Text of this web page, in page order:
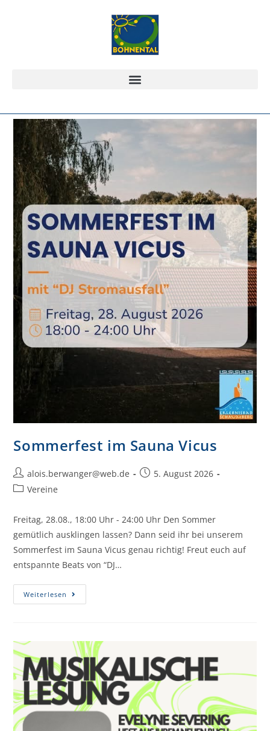
Sommerfest im Sauna Vicus
alois.berwanger@web.de
5. August 2026
Vereine
Freitag, 28.08., 18:00 Uhr - 24:00 Uhr Den Sommer
gemütlich ausklingen lassen? Dann seid ihr bei unserem
Sommerfest im Sauna Vicus genau richtig! Freut euch auf
entspannte Beats von “DJ…
Weiterlesen